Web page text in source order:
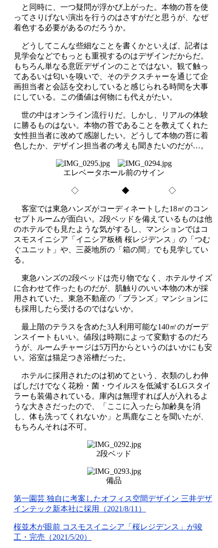
と同時に、一つ疑問が浮かび上がった。本物の苔を使
ってさりげない演出を行うのはさすがだと思うが、なぜ
着色する必要があるのだろうか。
どうしてこんな些細なことを書くかといえば、記者は
見学会などでもっとも重視するのはデザインだからだ。
もちろん単なる意匠デザインのことではない。観て触っ
てあるいは匂いを嗅いで、そのテクスチャーを通じて企
画担当者と会話を交わしていると感じられる時間を大事
にしている。この価値は何物にも代えがたい。
世の中はオンライン流行りだ。しかし、リアルの体験
に勝るものはない。本物の苔であることを教えてくれた
女性担当者に改めて感謝したい。どうして本物の苔に着
色したか、デザイン担当者の考えも聞きたいのだが…。
エレベータホール前のサイン
◇ ◆ ◇
客室では東急ハンズがコーディネートした18㎡のコン
セプトルームが面白い。2段ベッドを備えているものは他
のホテルでも見たような気がするし、マンションではコ
スモスイニシア「イニシア板橋 桜レジデンス」の「つむ
ぐユニット」や、三菱地所の「箱の間」でも見学してい
る。
東急ハンズの2段ベッドは売り物でなく、ホテルサイズ
に合わせて作ったものだが、肌触りのいい本物の木が採
用されていた。東急不動産の「ブランズ」マンションに
も採用したら受けるのではないか。
最上階のテラスを含めた3人利用可能な140㎡のガーデ
ンスイートもいい。値段は時期によって変動するのだろ
うが、ルームチャージは5万円からというのはいかにも安
い。浴室は猫足つき浴槽だった。
ホテルに採用されたのは初めてという、衣類のしわ伸
ばしだけでなく花粉・菌・ウイルスを低減するLGスタイ
ラーも装備されている。庫内は無理すれば人が入れるよ
うな大きさだったので、「ここに入ったら加齢臭を消
し、体も洗ってくれないか」と馬鹿なことを聞いたが、
もちろんそれは不可。
2段ベッド
備品
第一園芸 独自に考案したオフィス空間デザイン 三井デザ
インテック新本社に採用（2021/8/11）
桜並木が眼前 コスモスイニシア「桜レジデンス」が竣
工・完売（2021/5/20）